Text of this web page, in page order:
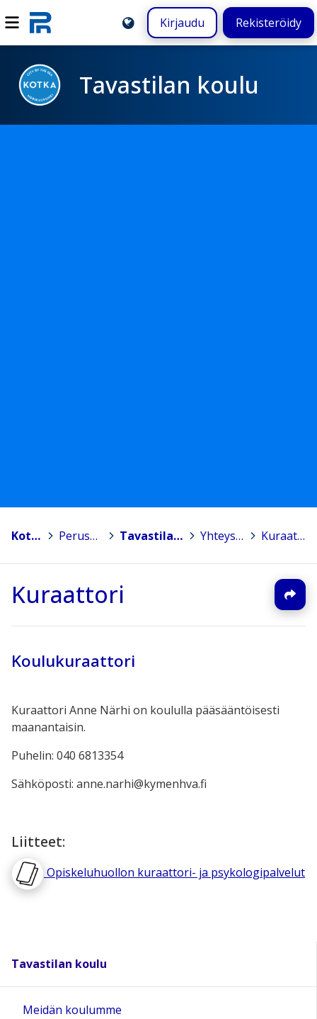
Kirjaudu Rekisteröidy
Tavastilan koulu
Kotka Peruskoulut Tavastilan koulu Yhteystiedot > Kuraattori
Kuraattori
Koulukuraattori
Kuraattori Anne Närhi on koululla pääsääntöisesti
maanantaisin.
Puhelin: 040 6813354
Sähköposti: anne.narhi@kymenhva.fi
Liitteet:
Opiskeluhuollon kuraattori- ja psykologipalvelut
Tavastilan koulu
Meidän koulumme